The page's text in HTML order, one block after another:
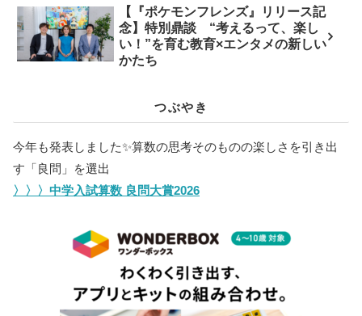
【『ポケモンフレンズ』リリース記
念】特別鼎談 “考えるって、楽し
い！”を育む教育×エンタメの新しい
かたち
つぶやき
今年も発表しました✨️算数の思考そのものの楽しさを引き出
す「良問」を選出
〉〉〉中学入試算数 良問大賞2026